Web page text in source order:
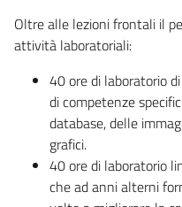
Oltre alle lezioni frontali il
attività laboratoriali:
40 ore di laboratorio
di competenze
database, delle
grafici.
40 ore di laboratorio
che ad anni alterni